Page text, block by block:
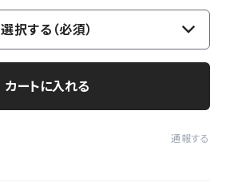
選択する（必須）
カートに入れる
通報する